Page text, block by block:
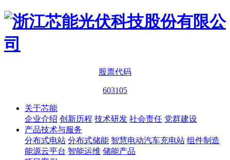
股票代码
603105
关于芯能
企业介绍 创新历程 技术研发 社会责任 党群建设
产品技术与服务
分布式电站 分布式储能 智慧电动汽车充电站 组件制造
能源云平台 智能运维 储能产品